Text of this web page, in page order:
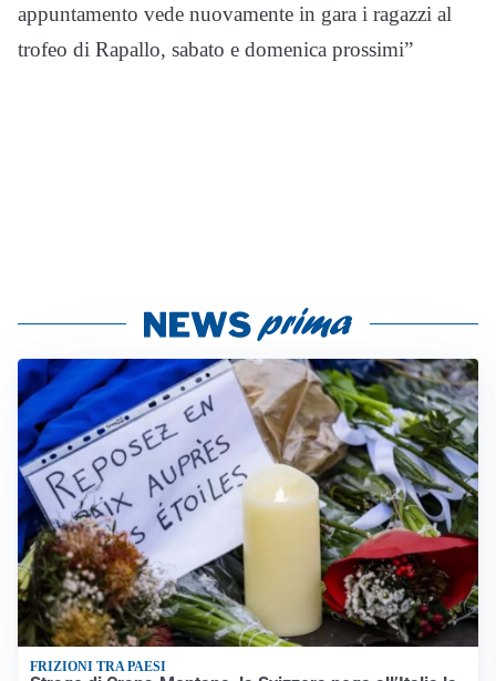
appuntamento vede nuovamente in gara i ragazzi al
trofeo di Rapallo, sabato e domenica prossimi”
FRIZIONI TRA PAESI